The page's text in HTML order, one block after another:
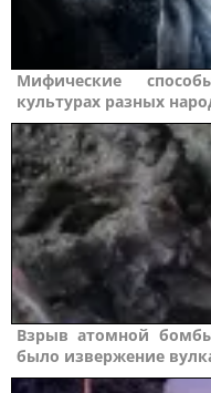
Мифические
культурах разных
Взрыв атомной
было извержение